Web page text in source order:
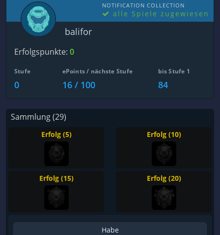
NOTIFICATION COLLECTION
alle Spiele zugewiesen
balifor
Erfolgspunkte: 0
Stufe
0
ePoints / nächste Stufe
16 / 100
bis Stufe 1
84
Sammlung (29)
Erfolg (5) Erfolg (10)
Erfolg (15) Erfolg (20)
Habe